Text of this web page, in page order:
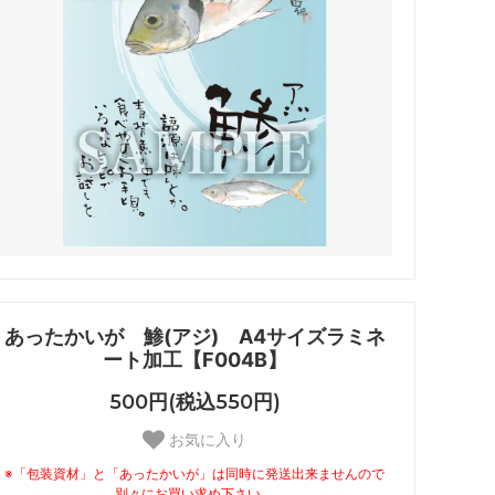
あったかいが 鯵(アジ) A4サイズラミネ
ート加工【F004B】
500円(税込550円)
お気に入り
※「包装資材」と「あったかいが」は同時に発送出来ませんので